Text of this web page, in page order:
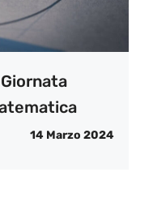
14 Marzo 2024